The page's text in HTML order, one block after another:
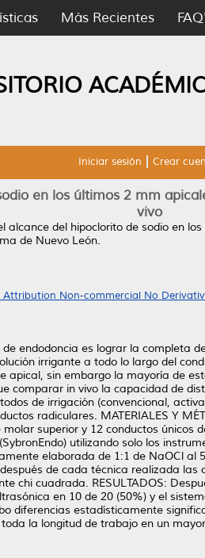
Más Recientes
Iniciar sesión Crear
en los últimos 2 mm
vivo
alcance del hipoclorito de sodio en
de Nuevo León.
Attribution Non-commercial No
endodoncia es lograr la completa
irrigante a todo lo largo del
apical, sin embargo la mayoría de
comparar in vivo la capacidad de
de irrigación (convencional,
radiculares. MATERIALES Y
superior y 12 conductos únicos
utilizando solo los
elaborada de 1:1 de NaOCl
de cada técnica realizada
chi cuadrada. RESULTADOS:
en 10 de 20 (50%) y el
diferencias estadísticamente
la longitud de trabajo en un